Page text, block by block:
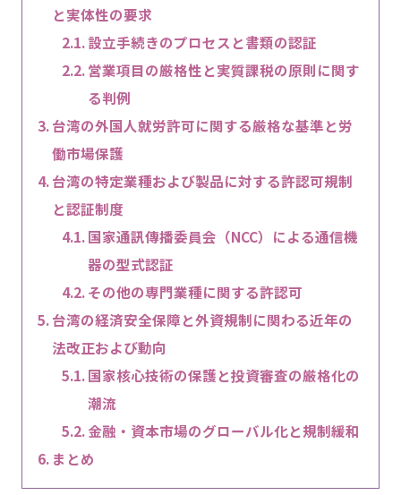
と実体性の要求
設立手続きのプロセスと書類の認証
営業項目の厳格性と実質課税の原則に関す
る判例
台湾の外国人就労許可に関する厳格な基準と労
働市場保護
台湾の特定業種および製品に対する許認可規制
と認証制度
国家通訊傳播委員会（NCC）による通信機
器の型式認証
その他の専門業種に関する許認可
台湾の経済安全保障と外資規制に関わる近年の
法改正および動向
国家核心技術の保護と投資審査の厳格化の
潮流
金融・資本市場のグローバル化と規制緩和
まとめ